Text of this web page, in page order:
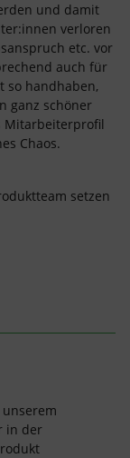
und damit
verloren
etc. vor
auch für
so handhaben,
ganz schöner
Mitarbeiterprofil
Chaos.
setzen
in der